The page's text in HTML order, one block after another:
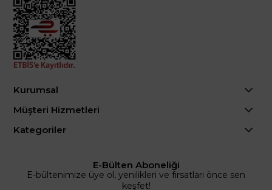
Kurumsal
Müşteri Hizmetleri
Kategoriler
E-Bülten Aboneliği
E-bültenimize üye ol, yenilikleri ve fırsatları önce sen
keşfet!